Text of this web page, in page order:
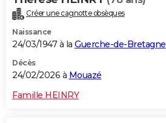
Alimentation
Guide de la santé
Maladies
Médicaments
Sommeil
VOYAGE
Destinations
City break
Voyage nature
Voyage de noces
Forum
Climat
+PHOTO
GUIDES D'ACHAT
Créer une cagnotte obsèques
Naissance
24/03/1947 à la Guerche-de-Bretagne
Décès
24/02/2026 à Mouazé
Famille HEINRY